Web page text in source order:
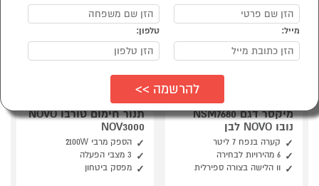
מיקסר דגם NSM7680
נובו NOVO לבן
קערה בנפח 7 ליטר
6 מהירויות לבחירה
וו הלישה בצורה ספירלית
תנור חימום טורבו NOVO
NOV3000
הספק מרבי 2100W
3 מצבי הפעלה
מפסק ביטחון
מייל: טלפון: